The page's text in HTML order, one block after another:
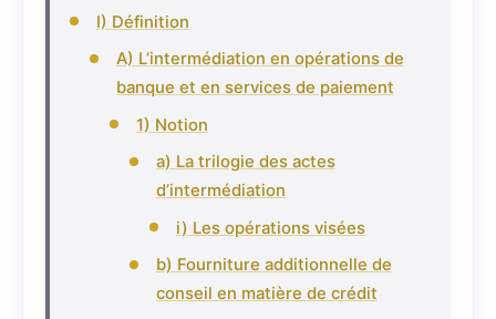
I) Définition
A) L’intermédiation en opérations de
banque et en services de paiement
1) Notion
a) La trilogie des actes
d’intermédiation
i) Les opérations visées
b) Fourniture additionnelle de
conseil en matière de crédit